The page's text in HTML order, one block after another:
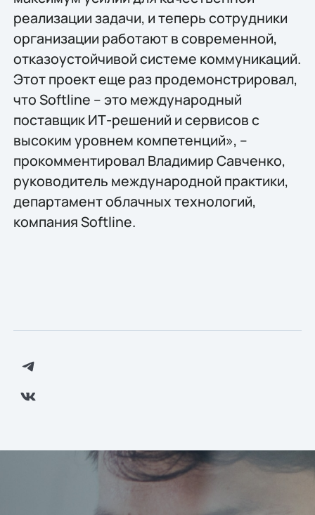
реализации задачи, и теперь сотрудники
организации работают в современной,
отказоустойчивой системе коммуникаций.
Этот проект еще раз продемонстрировал,
что Softline – это международный
поставщик ИТ-решений и сервисов с
высоким уровнем компетенций», –
прокомментировал Владимир Савченко,
руководитель международной практики,
департамент облачных технологий,
компания Softline.